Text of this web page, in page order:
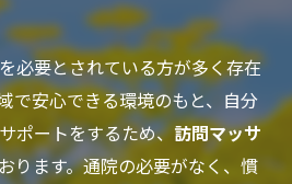
必要とされている方が多く存在
で安心できる環境のもと、自分
ポートをするため、訪問マッサ
ります。通院の必要がなく、慣